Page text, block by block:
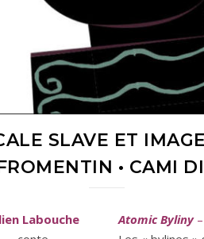
SLAVE ET
• CAMI
Labouche
Atomic Byliny–